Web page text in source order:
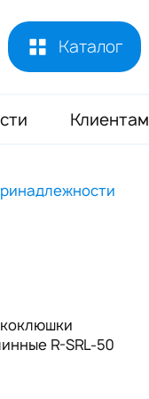
Каталог
Клиентам
Маркировка ЧЗ
Home
320
R-SRL-50